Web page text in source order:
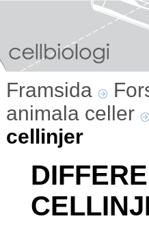
Framsida
animala celler
cellinjer